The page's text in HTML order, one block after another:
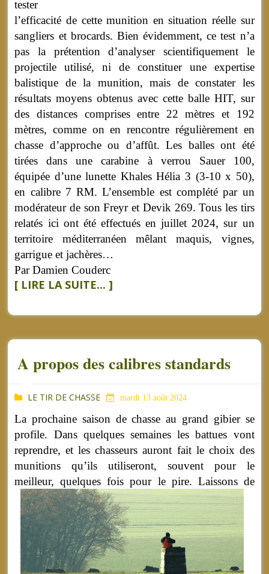
tester
l’efficacité de cette munition en situation réelle sur
sangliers et brocards. Bien évidemment, ce test n’a
pas la prétention d’analyser scientifiquement le
projectile utilisé, ni de constituer une expertise
balistique de la munition, mais de constater les
résultats moyens obtenus avec cette balle HIT, sur
des distances comprises entre 22 mètres et 192
mètres, comme on en rencontre régulièrement en
chasse d’approche ou d’affût. Les balles ont été
tirées dans une carabine à verrou Sauer 100,
équipée d’une lunette Khales Hélia 3 (3-10 x 50),
en calibre 7 RM. L’ensemble est complété par un
modérateur de son Freyr et Devik 269. Tous les tirs
relatés ici ont été effectués en juillet 2024, sur un
territoire méditerranéen mêlant maquis, vignes,
garrigue et jachères…
Par Damien Couderc
[ LIRE LA SUITE... ]
A propos des calibres standards
LE TIR DE CHASSE mardi 13 août 2024
La prochaine saison de chasse au grand gibier se
profile. Dans quelques semaines les battues vont
reprendre, et les chasseurs auront fait le choix des
munitions qu’ils utiliseront, souvent pour le
meilleur, quelques fois pour le pire. Laissons de